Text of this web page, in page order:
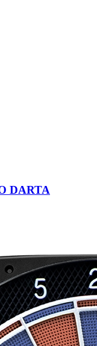
DARTA